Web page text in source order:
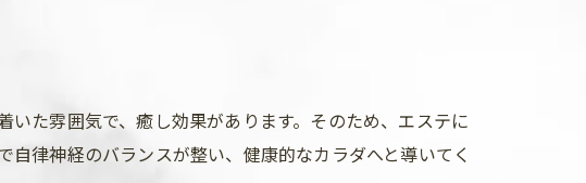
た雰囲気で、癒し効果があります。そのため、エステに
律神経のバランスが整い、健康的なカラダへと導いてく